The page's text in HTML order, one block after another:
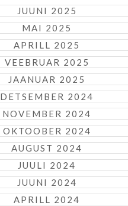
JUUNI 2025
MAI 2025
APRILL 2025
VEEBRUAR 2025
JAANUAR 2025
DETSEMBER 2024
NOVEMBER 2024
OKTOOBER 2024
AUGUST 2024
JUULI 2024
JUUNI 2024
APRILL 2024